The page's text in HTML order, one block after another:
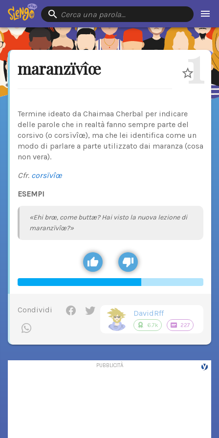
Cerca una parola…
maranzïvîœ 1
Termine ideato da Chaimaa Cherbal per indicare
delle parole che in realtà fanno sempre parte del
corsivo (o corsïvîœ), ma che lei identifica come un
modo di parlare a parte utilizzato dai maranza (cosa
non vera).
Cfr. corsïvîœ
ESEMPI
«Ehi brœ, come buttæ? Hai visto la nuova lezione di
maranzïvîœ?»
Condividi DavidRff
6.7k 227